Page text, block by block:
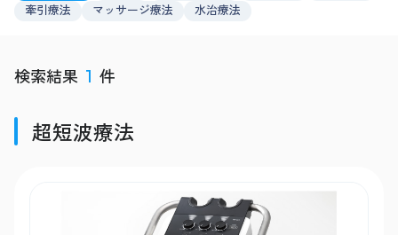
牽引療法
マッサージ療法 水治療法
検索結果 1 件
超短波療法